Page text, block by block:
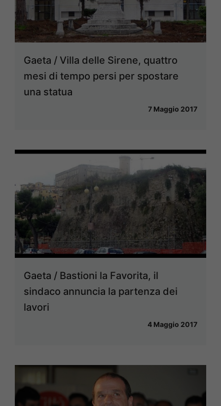
Gaeta / Villa delle Sirene, quattro
mesi di tempo persi per spostare
una statua
7 Maggio 2017
Gaeta / Bastioni la Favorita, il
sindaco annuncia la partenza dei
lavori
4 Maggio 2017